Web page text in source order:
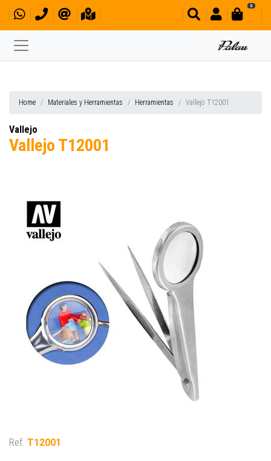
0
Home Materiales y Herramientas Herramientas Vallejo T12001
Vallejo
Vallejo T12001
Ref. T12001